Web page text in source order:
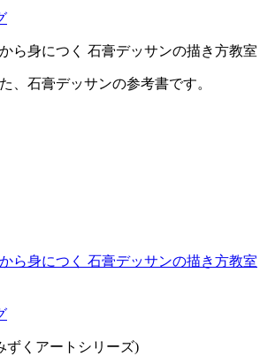
ら身につく 石膏デッサンの描き方教室
、石膏デッサンの参考書です。
ら身につく 石膏デッサンの描き方教室
ずくアートシリーズ)